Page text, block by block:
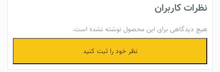
نظرات کاربران
هیچ دیدگاهی برای این محصول نوشته نشده است.
نظر خود را ثبت کنید